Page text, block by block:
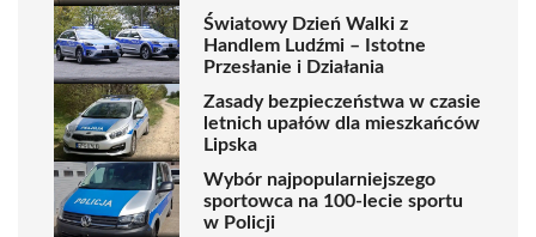
Światowy Dzień Walki z
Handlem Ludźmi – Istotne
Przesłanie i Działania
Zasady bezpieczeństwa w czasie
letnich upałów dla mieszkańców
Lipska
Wybór najpopularniejszego
sportowca na 100-lecie sportu
w Policji